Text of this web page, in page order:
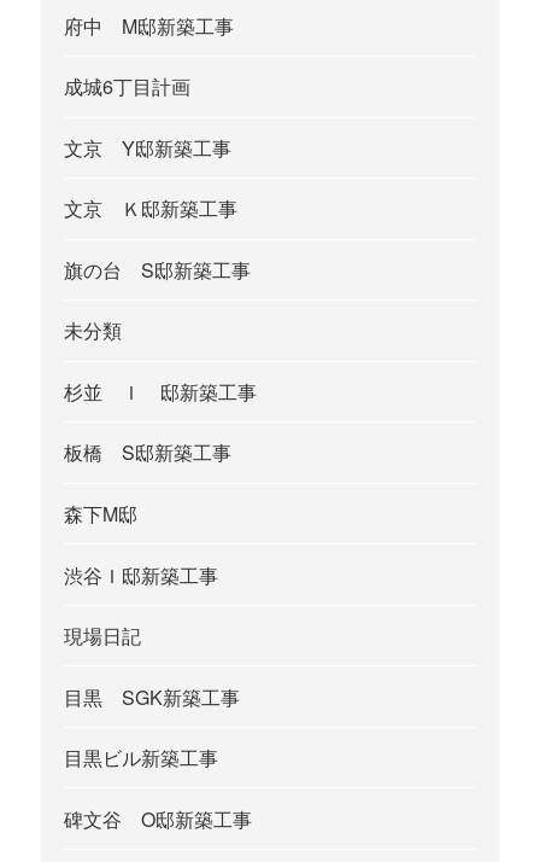
府中 M邸新築工事
成城6丁目計画
文京 Y邸新築工事
文京 Ｋ邸新築工事
旗の台 S邸新築工事
未分類
杉並 Ｉ 邸新築工事
板橋 S邸新築工事
森下M邸
渋谷Ｉ邸新築工事
現場日記
目黒 SGK新築工事
目黒ビル新築工事
碑文谷 O邸新築工事